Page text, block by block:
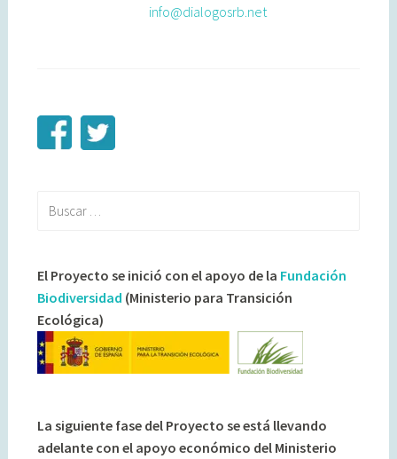
info@dialogosrb.net
El Proyecto se inició con el apoyo de la Fundación
Biodiversidad (Ministerio para Transición
Ecológica)
La siguiente fase del Proyecto se está llevando
adelante con el apoyo económico del Ministerio